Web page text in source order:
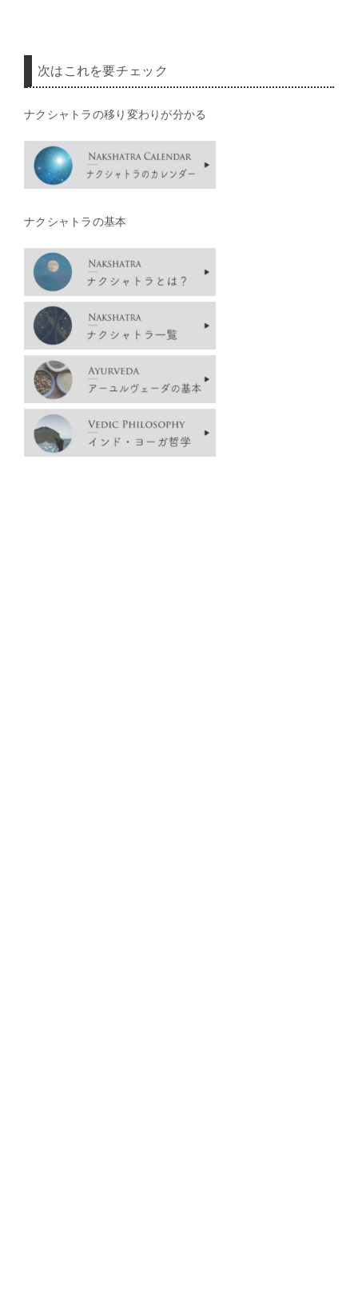
次はこれを要チェック
ナクシャトラの移り変わりが分かる
ナクシャトラの基本